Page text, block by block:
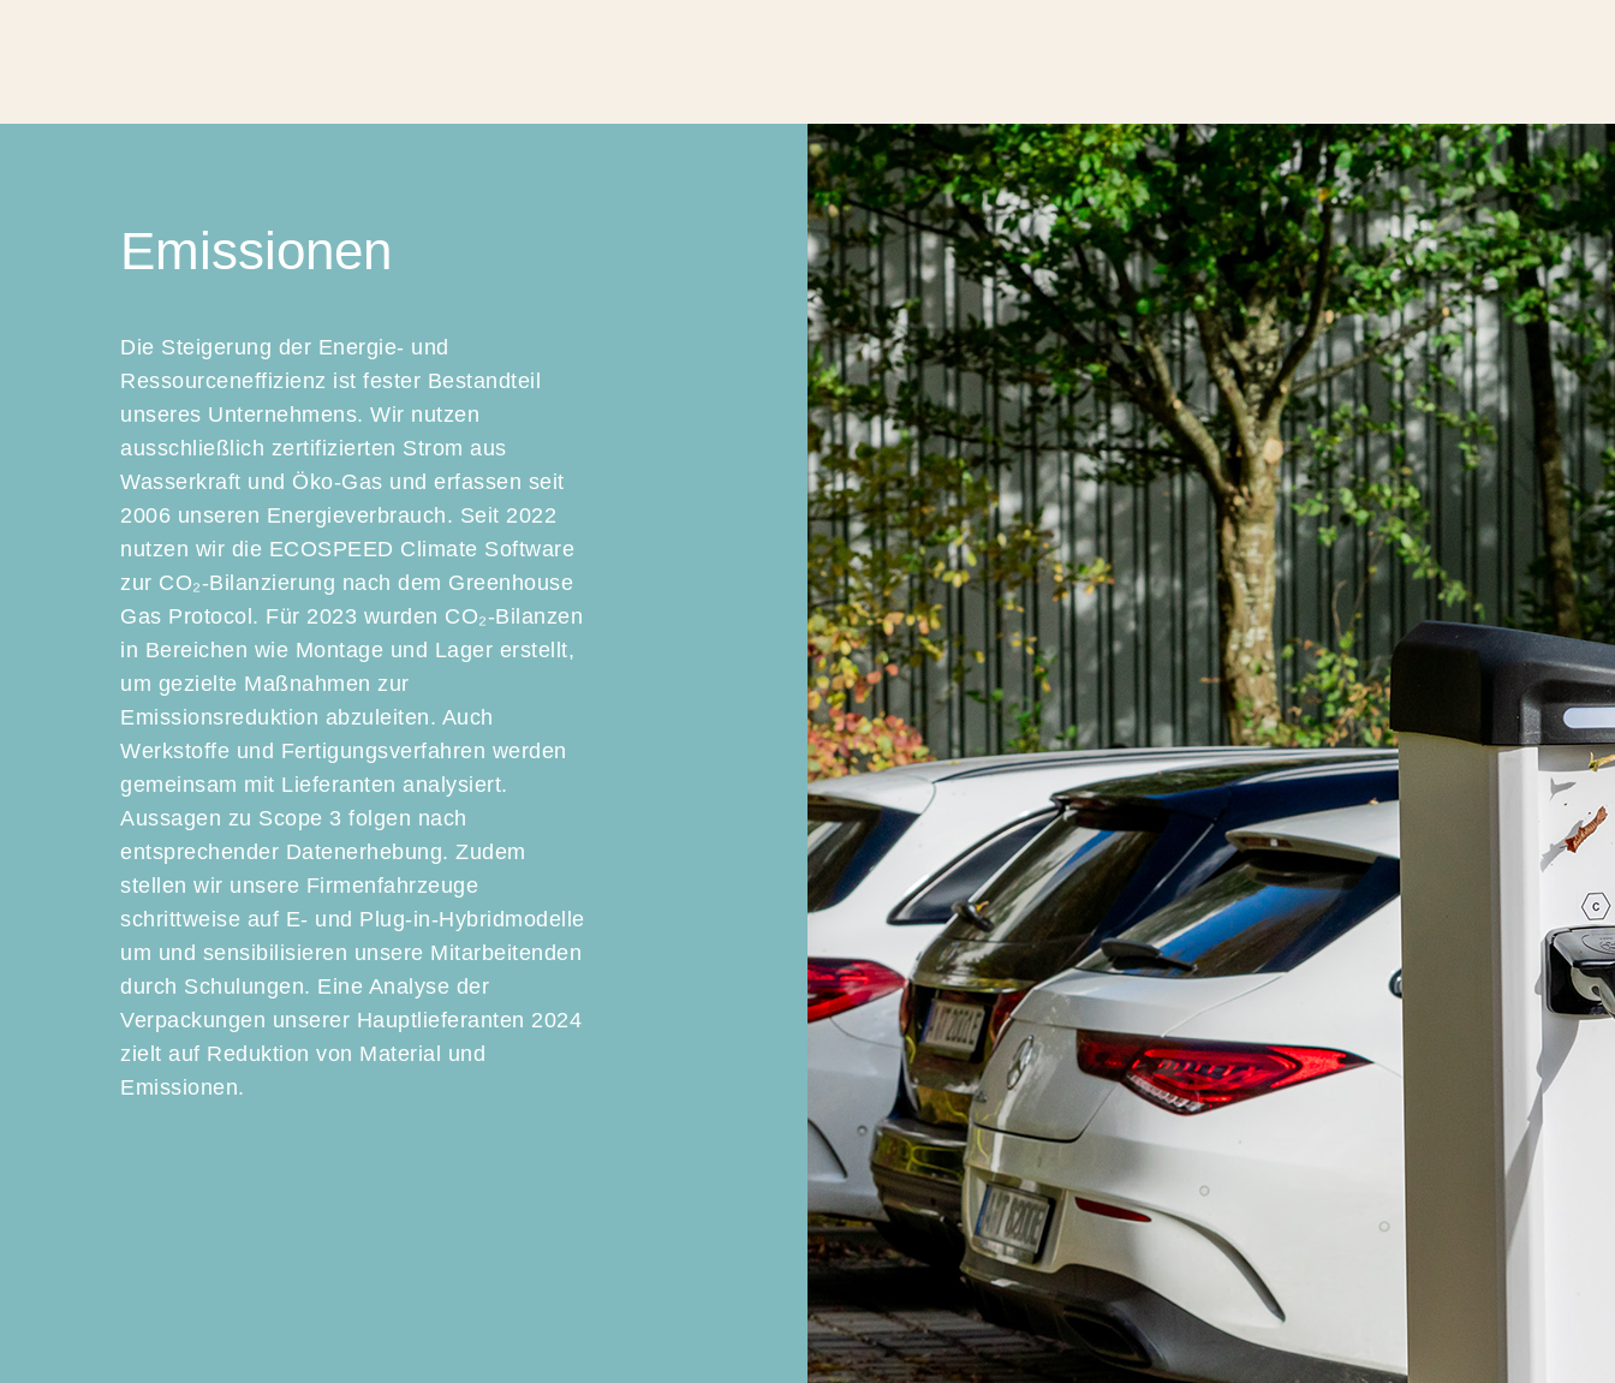
Emissionen
Die Steigerung der Energie- und
Ressourceneffizienz ist fester Bestandteil
unseres Unternehmens. Wir nutzen
ausschließlich zertifizierten Strom aus
Wasserkraft und Öko-Gas und erfassen seit
2006 unseren Energieverbrauch. Seit 2022
nutzen wir die ECOSPEED Climate Software
zur CO₂-Bilanzierung nach dem Greenhouse
Gas Protocol. Für 2023 wurden CO₂-Bilanzen
in Bereichen wie Montage und Lager erstellt,
um gezielte Maßnahmen zur
Emissionsreduktion abzuleiten. Auch
Werkstoffe und Fertigungsverfahren werden
gemeinsam mit Lieferanten analysiert.
Aussagen zu Scope 3 folgen nach
entsprechender Datenerhebung. Zudem
stellen wir unsere Firmenfahrzeuge
schrittweise auf E- und Plug-in-Hybridmodelle
um und sensibilisieren unsere Mitarbeitenden
durch Schulungen. Eine Analyse der
Verpackungen unserer Hauptlieferanten 2024
zielt auf Reduktion von Material und
Emissionen.